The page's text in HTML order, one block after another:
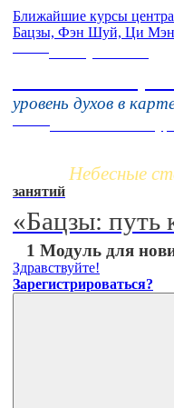
Ближайшие курсы центра
Бацзы, Фэн Шуй, Ци
уровень духов в
Небесные
занятий
«Бацзы: путь
1 Модуль для
Здравствуйте!
Зарегистрироваться?